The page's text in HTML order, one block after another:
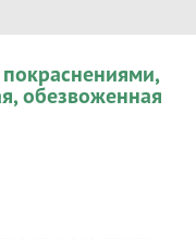
покраснениями,
обезвоженная